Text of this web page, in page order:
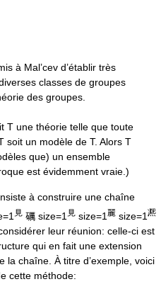
à Mal’cev d’établir très
classes de groupes
des groupes.
T une théorie telle que toute
soit un modèle de T. Alors T
que) un ensemble
est évidemment vraie.)
à construire une chaîne
見 礪 size=1 見 size=1 麗 size=1 凞
leur réunion: celle-ci est
qui en fait une extension
la chaîne. À titre d’exemple, voici
cette méthode: